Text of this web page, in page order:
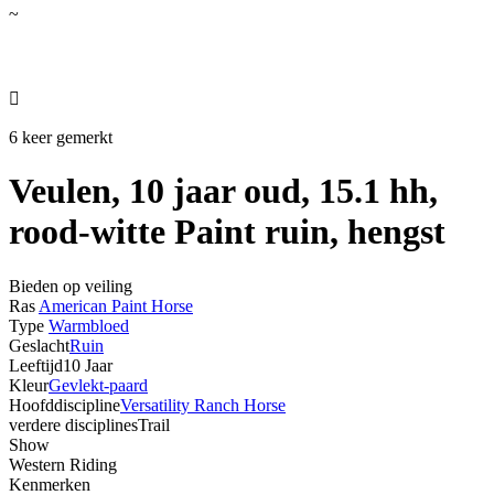
~

6 keer gemerkt
Veulen, 10 jaar oud, 15.1 hh,
rood-witte Paint ruin, hengst
Bieden op veiling
Ras American Paint Horse
Type Warmbloed
GeslachtRuin
Leeftijd10 Jaar
KleurGevlekt-paard
HoofddisciplineVersatility Ranch Horse
verdere disciplinesTrail
Show
Western Riding
Kenmerken